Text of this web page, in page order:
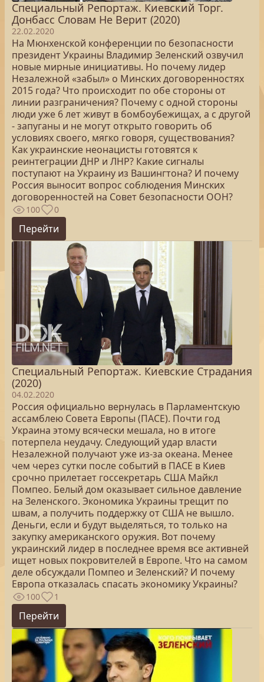
Специальный Репортаж. Киевский Торг.
Донбасс Словам Не Верит (2020)
22.02.2020
На Мюнхенской конференции по безопасности
президент Украины Владимир Зеленский озвучил
новые мирные инициативы. Но почему лидер
Незалежной «забыл» о Минских договоренностях
2015 года? Что происходит по обе стороны от
линии разграничения? Почему с одной стороны
люди уже 6 лет живут в бомбоубежищах, а с другой
- запуганы и не могут открыто говорить об
условиях своего, мягко говоря, существования?
Как украинские неонацисты готовятся к
реинтеграции ДНР и ЛНР? Какие сигналы
поступают на Украину из Вашингтона? И почему
Россия выносит вопрос соблюдения Минских
договоренностей на Совет безопасности ООН?
100 0
Перейти
Специальный Репортаж. Киевские Страдания
(2020)
04.02.2020
Россия официально вернулась в Парламентскую
ассамблею Совета Европы (ПАСЕ). Почти год
Украина этому всячески мешала, но в итоге
потерпела неудачу. Следующий удар власти
Незалежной получают уже из-за океана. Менее
чем через сутки после событий в ПАСЕ в Киев
срочно прилетает госсекретарь США Майкл
Помпео. Белый дом оказывает сильное давление
на Зеленского. Экономика Украины трещит по
швам, а получить поддержку от США не вышло.
Деньги, если и будут выделяться, то только на
закупку американского оружия. Вот почему
украинский лидер в последнее время все активней
ищет новых покровителей в Европе. Что на самом
деле обсуждали Помпео и Зеленский? И почему
Европа отказалась спасать экономику Украины?
100 1
Перейти